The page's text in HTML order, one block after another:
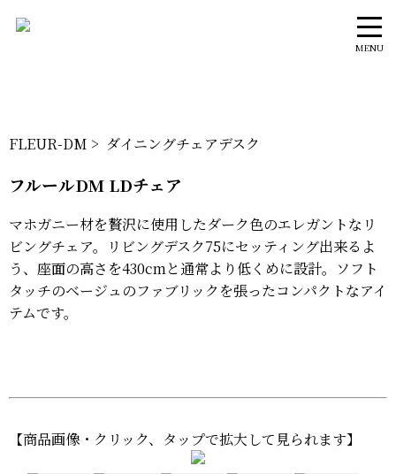
MENU
FLEUR-DM > ダイニングチェアデスク
フルールDM LDチェア
マホガニー材を贅沢に使用したダーク色のエレガントなリ
ビングチェア。リビングデスク75にセッティング出来るよ
う、座面の高さを430cmと通常より低くめに設計。ソフト
タッチのベージュのファブリックを張ったコンパクトなアイ
テムです。
【商品画像・クリック、タップで拡大して見られます】